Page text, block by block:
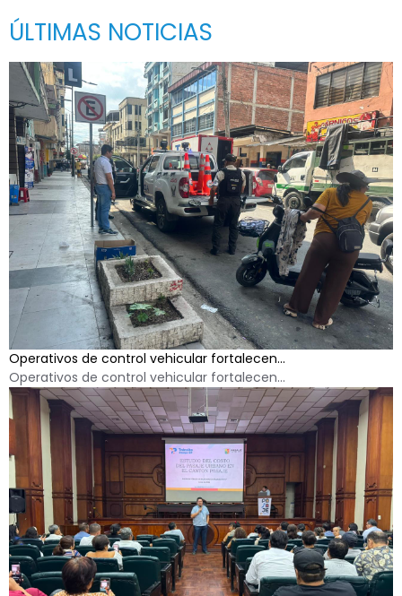
ÚLTIMAS NOTICIAS
Operativos de control vehicular fortalecen...
Operativos de control vehicular fortalecen...